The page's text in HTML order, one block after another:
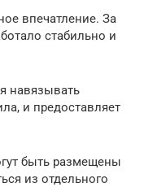
впечатление. За
стабильно и
навязывать
и предоставляет
быть размещены
из отдельного